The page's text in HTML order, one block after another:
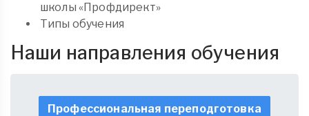
школы «Профдирект»
Типы обучения
Наши направления обучения
Профессиональная переподготовка